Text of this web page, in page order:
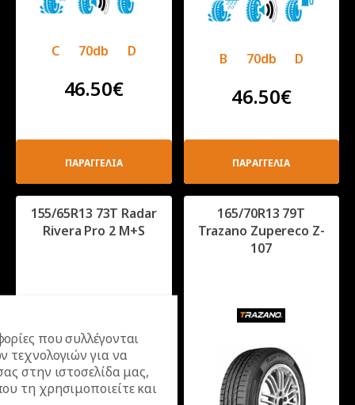
C 70db D
46.50€
ΠΑΡΑΓΓΕΛΙΑ
B 70db D
46.50€
ΠΑΡΑΓΓΕΛΙΑ
155/65R13 73T Radar
Rivera Pro 2 M+S
165/70R13 79T
Trazano Zupereco Z-
107
που συλλέγονται
τεχνολογιών για να
στην ιστοσελίδα μας,
τη χρησιμοποιείτε και